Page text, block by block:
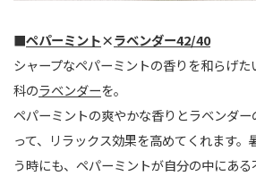
■ペパーミント×ラベンダー42/40
シャープなペパーミントの香りを和らげ
科のラベンダーを。
ペパーミントの爽やかな香りとラベンダ
って、リラックス効果を高めてくれます
う時にも、ペパーミントが自分の中にあ